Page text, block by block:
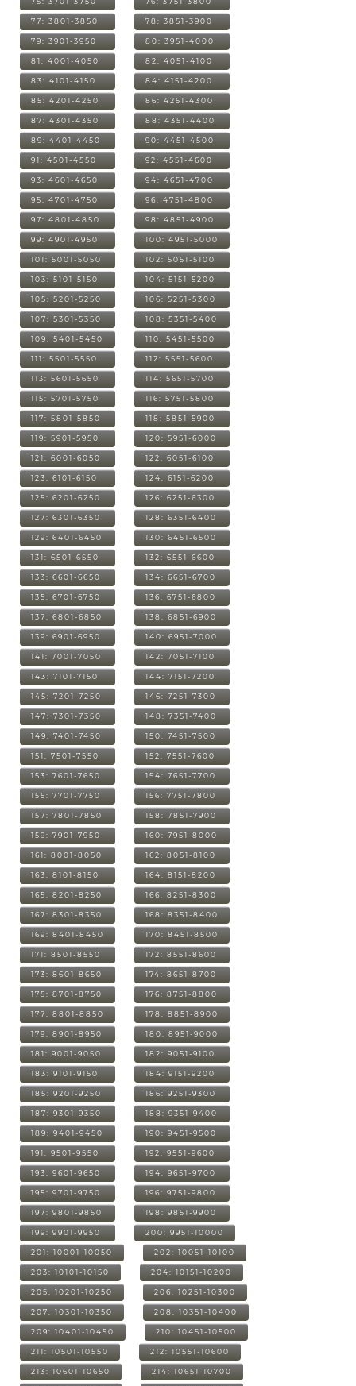
77: 3801-3850 78: 3851-3900
79: 3901-3950 80: 3951-4000
81: 4001-4050 82: 4051-4100
83: 4101-4150 84: 4151-4200
85: 4201-4250 86: 4251-4300
87: 4301-4350 88: 4351-4400
89: 4401-4450 90: 4451-4500
91: 4501-4550 92: 4551-4600
93: 4601-4650 94: 4651-4700
95: 4701-4750 96: 4751-4800
97: 4801-4850 98: 4851-4900
99: 4901-4950 100: 4951-5000
101: 5001-5050 102: 5051-5100
103: 5101-5150 104: 5151-5200
105: 5201-5250 106: 5251-5300
107: 5301-5350 108: 5351-5400
109: 5401-5450 110: 5451-5500
111: 5501-5550 112: 5551-5600
113: 5601-5650 114: 5651-5700
115: 5701-5750 116: 5751-5800
117: 5801-5850 118: 5851-5900
119: 5901-5950 120: 5951-6000
121: 6001-6050 122: 6051-6100
123: 6101-6150 124: 6151-6200
125: 6201-6250 126: 6251-6300
127: 6301-6350 128: 6351-6400
129: 6401-6450 130: 6451-6500
131: 6501-6550 132: 6551-6600
133: 6601-6650 134: 6651-6700
135: 6701-6750 136: 6751-6800
137: 6801-6850 138: 6851-6900
139: 6901-6950 140: 6951-7000
141: 7001-7050 142: 7051-7100
143: 7101-7150 144: 7151-7200
145: 7201-7250 146: 7251-7300
147: 7301-7350 148: 7351-7400
149: 7401-7450 150: 7451-7500
151: 7501-7550 152: 7551-7600
153: 7601-7650 154: 7651-7700
155: 7701-7750 156: 7751-7800
157: 7801-7850 158: 7851-7900
159: 7901-7950 160: 7951-8000
161: 8001-8050 162: 8051-8100
163: 8101-8150 164: 8151-8200
165: 8201-8250 166: 8251-8300
167: 8301-8350 168: 8351-8400
169: 8401-8450 170: 8451-8500
171: 8501-8550 172: 8551-8600
173: 8601-8650 174: 8651-8700
175: 8701-8750 176: 8751-8800
177: 8801-8850 178: 8851-8900
179: 8901-8950 180: 8951-9000
181: 9001-9050 182: 9051-9100
183: 9101-9150 184: 9151-9200
185: 9201-9250 186: 9251-9300
187: 9301-9350 188: 9351-9400
189: 9401-9450 190: 9451-9500
191: 9501-9550 192: 9551-9600
193: 9601-9650 194: 9651-9700
195: 9701-9750 196: 9751-9800
197: 9801-9850 198: 9851-9900
199: 9901-9950 200: 9951-10000
201: 10001-10050 202: 10051-10100
203: 10101-10150 204: 10151-10200
205: 10201-10250 206: 10251-10300
207: 10301-10350 208: 10351-10400
209: 10401-10450 210: 10451-10500
211: 10501-10550 212: 10551-10600
213: 10601-10650 214: 10651-10700